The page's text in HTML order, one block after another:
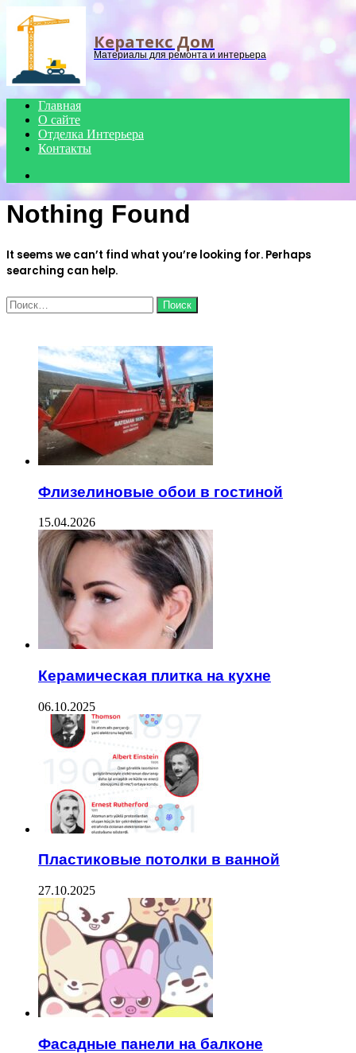
Menu
Кератекс Дом
Материалы для ремонта и интерьера
Главная
О сайте
Отделка Интерьера
Контакты
Nothing Found
It seems we can’t find what you’re looking for. Perhaps
searching can help.
Найти:
Флизелиновые обои в гостиной
15.04.2026
Керамическая плитка на кухне
06.10.2025
Пластиковые потолки в ванной
27.10.2025
Фасадные панели на балконе